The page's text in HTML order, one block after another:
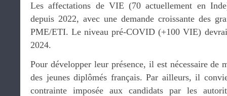
Les affectations de VIE (70 actuellement en
depuis 2022, avec une demande croissante des
PME/ETI. Le niveau pré-COVID (+100 VIE)
2024.
Pour développer leur présence, il est nécessaire de
des jeunes diplômés français. Par ailleurs, il
contrainte imposée aux candidats par les